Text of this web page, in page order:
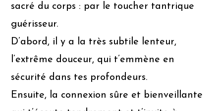
sacré du corps : par le toucher tantrique
guérisseur.
D’abord, il y a la très subtile lenteur,
l’extrême douceur, qui t’emmène en
sécurité dans tes profondeurs.
Ensuite, la connexion sûre et bienveillante